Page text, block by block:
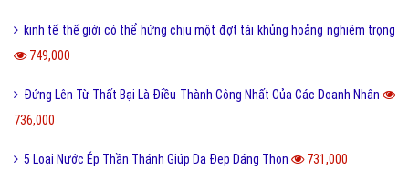
kinh tế thế giới có thể hứng chịu một đợt tái khủng hoảng nghiêm trọng
749,000
Đứng Lên Từ Thất Bại Là Điều Thành Công Nhất Của Các Doanh Nhân
736,000
5 Loại Nước Ép Thần Thánh Giúp Da Đẹp Dáng Thon 731,000